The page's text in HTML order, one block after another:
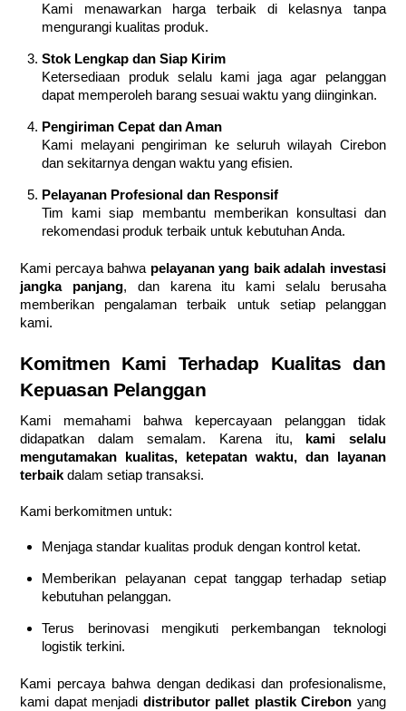
Kami menawarkan harga terbaik di kelasnya tanpa
mengurangi kualitas produk.
Stok Lengkap dan Siap Kirim
Ketersediaan produk selalu kami jaga agar pelanggan
dapat memperoleh barang sesuai waktu yang diinginkan.
Pengiriman Cepat dan Aman
Kami melayani pengiriman ke seluruh wilayah Cirebon
dan sekitarnya dengan waktu yang efisien.
Pelayanan Profesional dan Responsif
Tim kami siap membantu memberikan konsultasi dan
rekomendasi produk terbaik untuk kebutuhan Anda.
Kami percaya bahwa pelayanan yang baik adalah investasi
jangka panjang, dan karena itu kami selalu berusaha
memberikan pengalaman terbaik untuk setiap pelanggan
kami.
Komitmen Kami Terhadap Kualitas dan
Kepuasan Pelanggan
Kami memahami bahwa kepercayaan pelanggan tidak
didapatkan dalam semalam. Karena itu, kami selalu
mengutamakan kualitas, ketepatan waktu, dan layanan
terbaik dalam setiap transaksi.
Kami berkomitmen untuk:
Menjaga standar kualitas produk dengan kontrol ketat.
Memberikan pelayanan cepat tanggap terhadap setiap
kebutuhan pelanggan.
Terus berinovasi mengikuti perkembangan teknologi
logistik terkini.
Kami percaya bahwa dengan dedikasi dan profesionalisme,
kami dapat menjadi distributor pallet plastik Cirebon yang